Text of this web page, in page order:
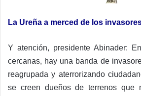
La Ureña a merced de los
Y atención, presidente Abinader:
cercanas, hay una banda de
reagrupada y aterrorizando
se creen dueños de terrenos que